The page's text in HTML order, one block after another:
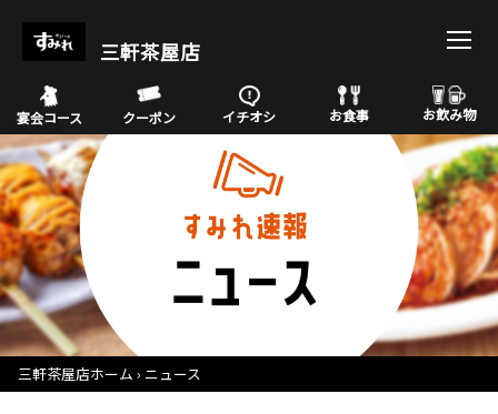
三軒茶屋店
宴会コース クーポン イチオシ お食事 お飲み物
三軒茶屋店ホーム ニュース